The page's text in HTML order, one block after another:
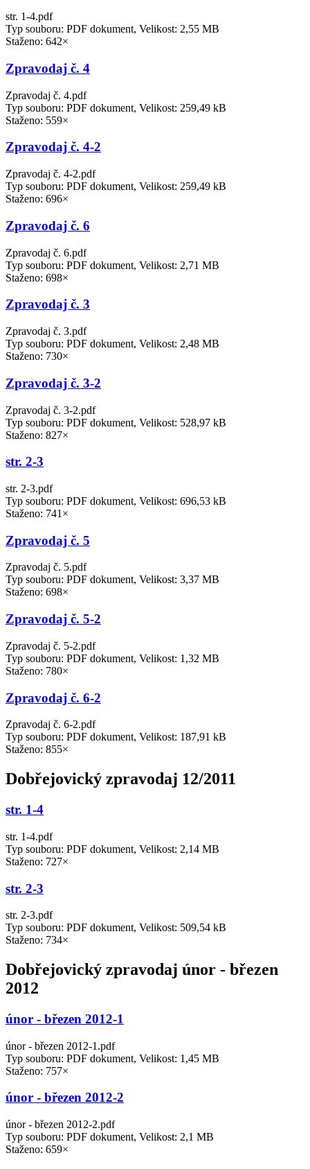
str. 1-4.pdf
Typ souboru: PDF dokument, Velikost: 2,55 MB
Staženo: 642×
Zpravodaj č. 4
Zpravodaj č. 4.pdf
Typ souboru: PDF dokument, Velikost: 259,49 kB
Staženo: 559×
Zpravodaj č. 4-2
Zpravodaj č. 4-2.pdf
Typ souboru: PDF dokument, Velikost: 259,49 kB
Staženo: 696×
Zpravodaj č. 6
Zpravodaj č. 6.pdf
Typ souboru: PDF dokument, Velikost: 2,71 MB
Staženo: 698×
Zpravodaj č. 3
Zpravodaj č. 3.pdf
Typ souboru: PDF dokument, Velikost: 2,48 MB
Staženo: 730×
Zpravodaj č. 3-2
Zpravodaj č. 3-2.pdf
Typ souboru: PDF dokument, Velikost: 528,97 kB
Staženo: 827×
str. 2-3
str. 2-3.pdf
Typ souboru: PDF dokument, Velikost: 696,53 kB
Staženo: 741×
Zpravodaj č. 5
Zpravodaj č. 5.pdf
Typ souboru: PDF dokument, Velikost: 3,37 MB
Staženo: 698×
Zpravodaj č. 5-2
Zpravodaj č. 5-2.pdf
Typ souboru: PDF dokument, Velikost: 1,32 MB
Staženo: 780×
Zpravodaj č. 6-2
Zpravodaj č. 6-2.pdf
Typ souboru: PDF dokument, Velikost: 187,91 kB
Staženo: 855×
Dobřejovický zpravodaj 12/2011
str. 1-4
str. 1-4.pdf
Typ souboru: PDF dokument, Velikost: 2,14 MB
Staženo: 727×
str. 2-3
str. 2-3.pdf
Typ souboru: PDF dokument, Velikost: 509,54 kB
Staženo: 734×
Dobřejovický zpravodaj únor - březen
2012
únor - březen 2012-1
únor - březen 2012-1.pdf
Typ souboru: PDF dokument, Velikost: 1,45 MB
Staženo: 757×
únor - březen 2012-2
únor - březen 2012-2.pdf
Typ souboru: PDF dokument, Velikost: 2,1 MB
Staženo: 659×